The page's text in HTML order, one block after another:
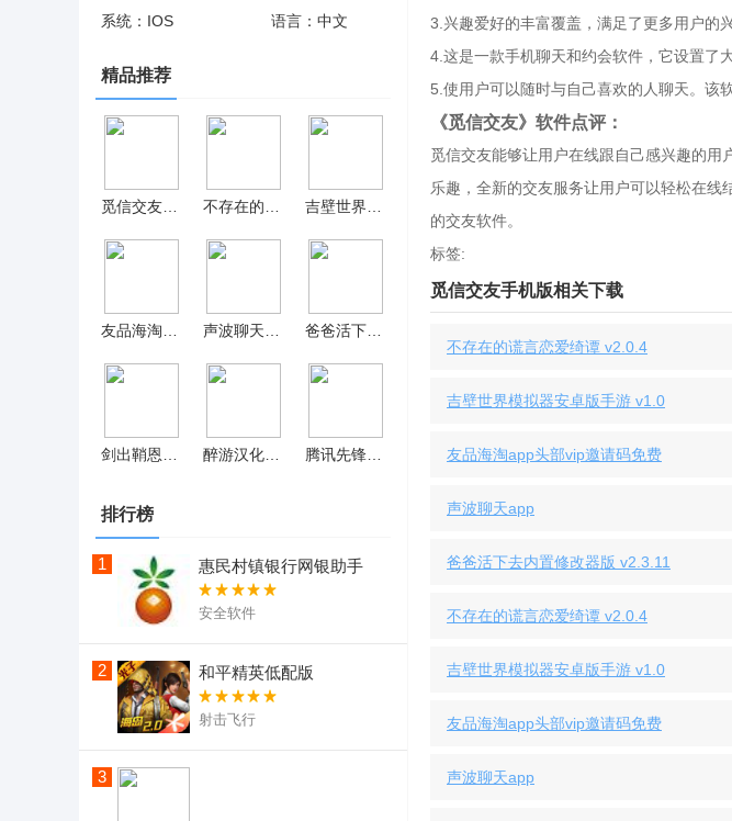
系统：IOS
语言：中文
精品推荐
排行榜
1 惠民村镇银行网银助手
安全软件
2 和平精英低配版
射击飞行
3
3.兴趣爱好的丰富覆盖，满足了更多用户的
4.这是一款手机聊天和约会软件，它设置了
5.使用户可以随时与自己喜欢的人聊天。该
《觅信交友》软件点评：
觅信交友能够让用户在线跟自己感兴趣的
乐趣，全新的交友服务让用户可以轻松在
的交友软件。
标签:
觅信交友手机版相关下载
不存在的谎言恋爱绮谭 v2.0.4
吉壁世界模拟器安卓版手游 v1.0
友品海淘app头部vip邀请码免费
声波聊天app
爸爸活下去内置修改器版 v2.3.11
不存在的谎言恋爱绮谭 v2.0.4
吉壁世界模拟器安卓版手游 v1.0
友品海淘app头部vip邀请码免费
声波聊天app